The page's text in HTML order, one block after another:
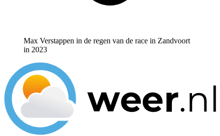
Max Verstappen in de regen van de race in Zandvoort
in 2023